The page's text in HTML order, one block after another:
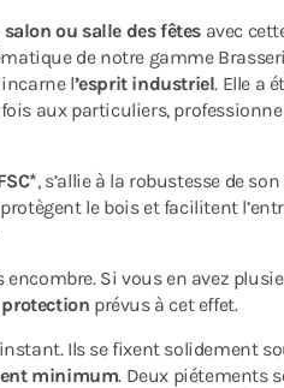
ou salle des fêtes avec
de notre gamme
l’esprit industriel. Elle a
aux particuliers,
, s’allie à la robustesse de
le bois et facilitent
Si vous en avez
prévus à cet effet.
Ils se fixent solidement
minimum. Deux piétements